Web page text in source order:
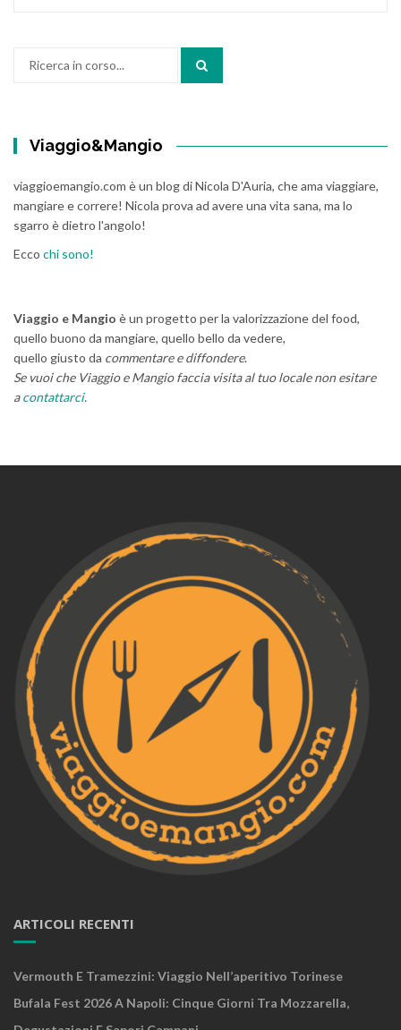
Viaggio&Mangio
viaggioemangio.com è un blog di Nicola D'Auria, che ama viaggiare,
mangiare e correre! Nicola prova ad avere una vita sana, ma lo
sgarro è dietro l'angolo!
Ecco chi sono!
Viaggio e Mangio è un progetto per la valorizzazione del food,
quello buono da mangiare, quello bello da vedere,
quello giusto da commentare e diffondere.
Se vuoi che Viaggio e Mangio faccia visita al tuo locale non esitare
acontattarci.
ARTICOLI RECENTI
Vermouth E Tramezzini: Viaggio Nell’aperitivo Torinese
Bufala Fest 2026 A Napoli: Cinque Giorni Tra Mozzarella,